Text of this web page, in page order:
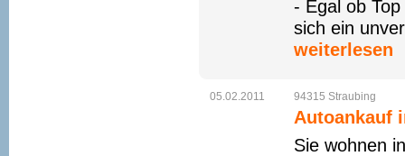
- Egal ob
sich ein
weiterlesen
05.02.2011 94315 Straubing
Autoankauf
Sie wohnen